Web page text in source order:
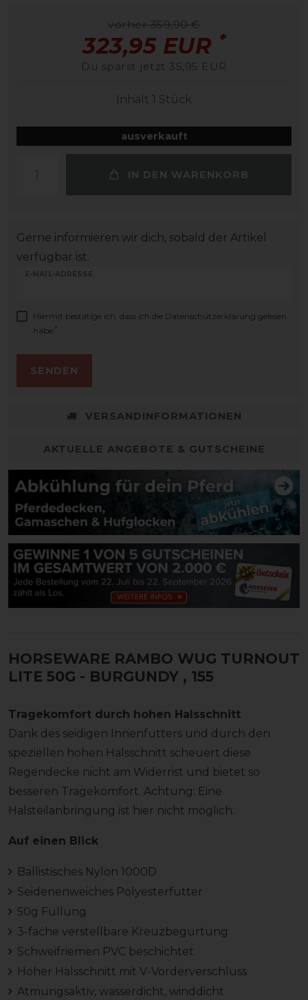
vorher 359,90 €
323,95 EUR *
Du sparst jetzt 35,95 EUR
Inhalt 1 Stück
ausverkauft
IN DEN WARENKORB
Gerne informieren wir dich, sobald der Artikel
verfügbar ist.
E-MAIL-ADRESSE
Hiermit bestätige ich, dass ich die Daten­schutz­erklärung gelesen
habe. *
SENDEN
VERSANDINFORMATIONEN
AKTUELLE ANGEBOTE & GUTSCHEINE
HORSEWARE RAMBO WUG TURNOUT
LITE 50G - BURGUNDY , 155
Tragekomfort durch hohen Halsschnitt
Dank des seidigen Innenfutters und durch den
speziellen hohen Halsschnitt scheuert diese
Regendecke nicht am Widerrist und bietet so
besseren Tragekomfort. Achtung: Eine
Halsteilanbringung ist hier nicht möglich.
Auf einen Blick
Ballistisches Nylon 1000D
Seidenenweiches Polyesterfutter
50g Füllung
3-fache verstellbare Kreuzbegurtung
Schweifriemen PVC beschichtet
Hoher Halsschnitt mit V-Vorderverschluss
Atmungsaktiv, wasserdicht, winddicht